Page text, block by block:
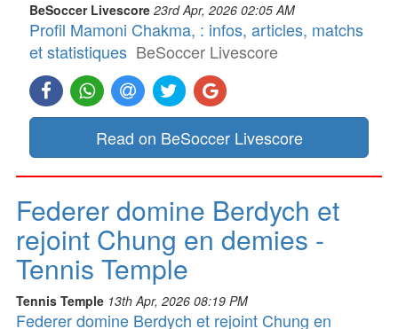
BeSoccer Livescore 23rd Apr, 2026 02:05 AM
Profil Mamoni Chakma, : infos, articles, matchs
et statistiques BeSoccer Livescore
Read on BeSoccer Livescore
Federer domine Berdych et
rejoint Chung en demies -
Tennis Temple
Tennis Temple 13th Apr, 2026 08:19 PM
Federer domine Berdych et rejoint Chung en